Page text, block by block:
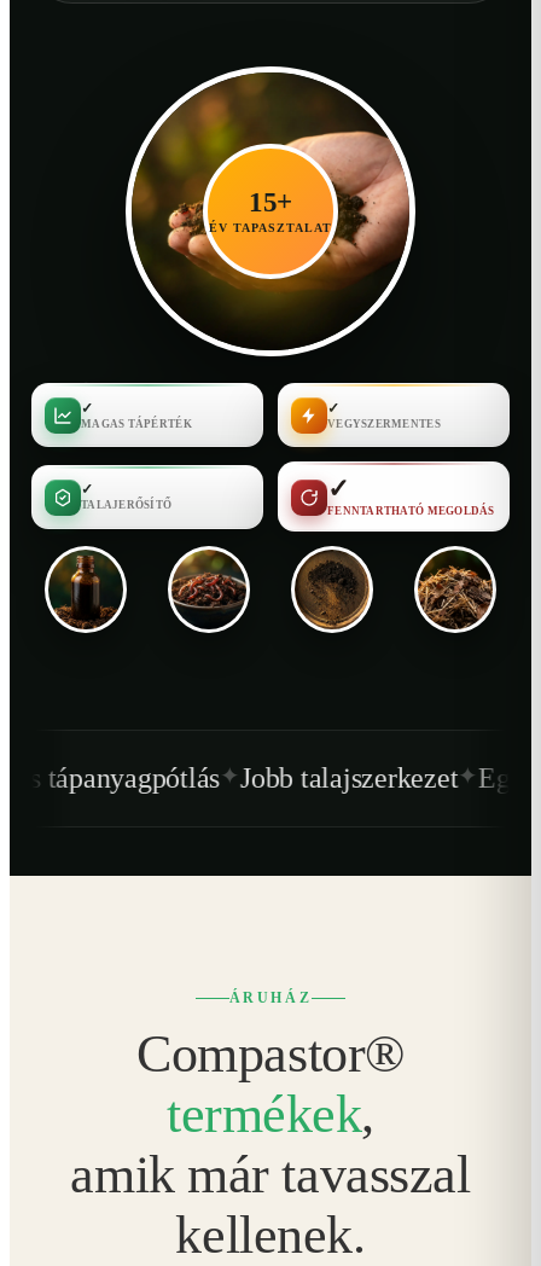
15+
ÉV TAPASZTALAT
✓
MAGAS TÁPÉRTÉK
✓
VEGYSZERMENTES
✓
TALAJERŐSÍTŐ
✓
FENNTARTHATÓ MEGOLDÁS
✦Jobb talajszerkezet ✦Egészségesebb
ÁRUHÁZ
Compastor®
termékek,
amik már tavasszal
kellenek.